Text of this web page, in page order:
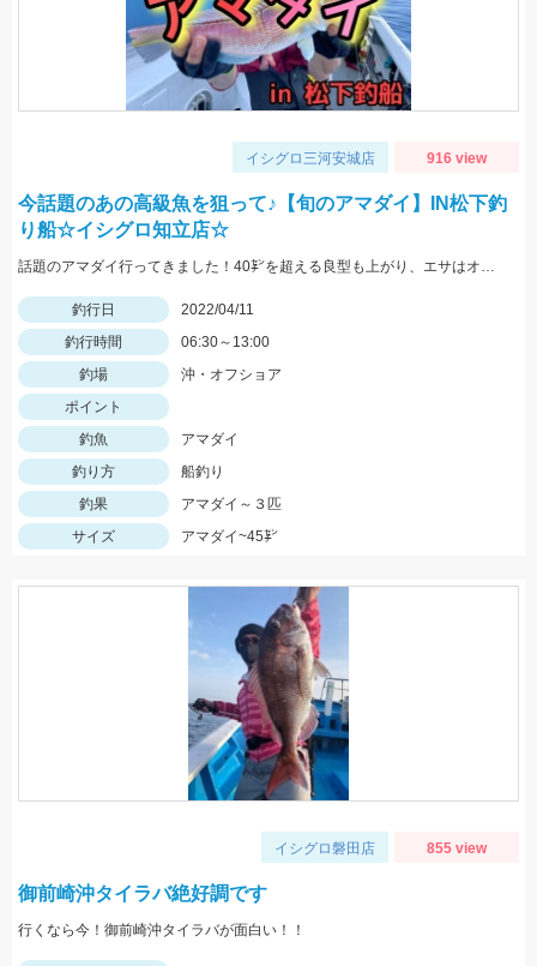
イシグロ三河安城店 916 view
今話題のあの高級魚を狙って♪【旬のアマダイ】IN松下釣
り船☆イシグロ知立店☆
話題のアマダイ行ってきました！40㌢を超える良型も上がり、エサはオキアミやホタルイカです☆
釣行日
2022/04/11
釣行時間
06:30～13:00
釣場
沖・オフショア
ポイント
釣魚
アマダイ
釣り方
船釣り
釣果
アマダイ～３匹
サイズ
アマダイ~45㌢
イシグロ磐田店 855 view
御前崎沖タイラバ絶好調です
行くなら今！御前崎沖タイラバが面白い！！